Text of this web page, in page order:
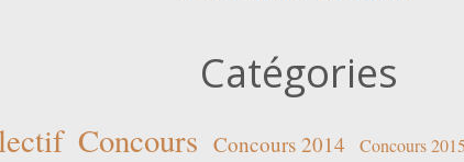
Catégories
Concours Concours 2014 Concours 2015